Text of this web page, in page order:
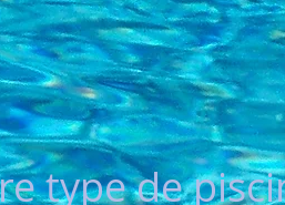
type de